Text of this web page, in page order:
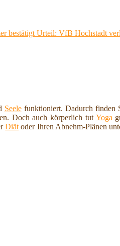
be­stä­tigt Ur­teil: VfB Hoch­stadt
Seelefunktioniert. Dadurch finden
Doch auch körperlich tut Yoga
Diät oder Ihren Abnehm-Plänen